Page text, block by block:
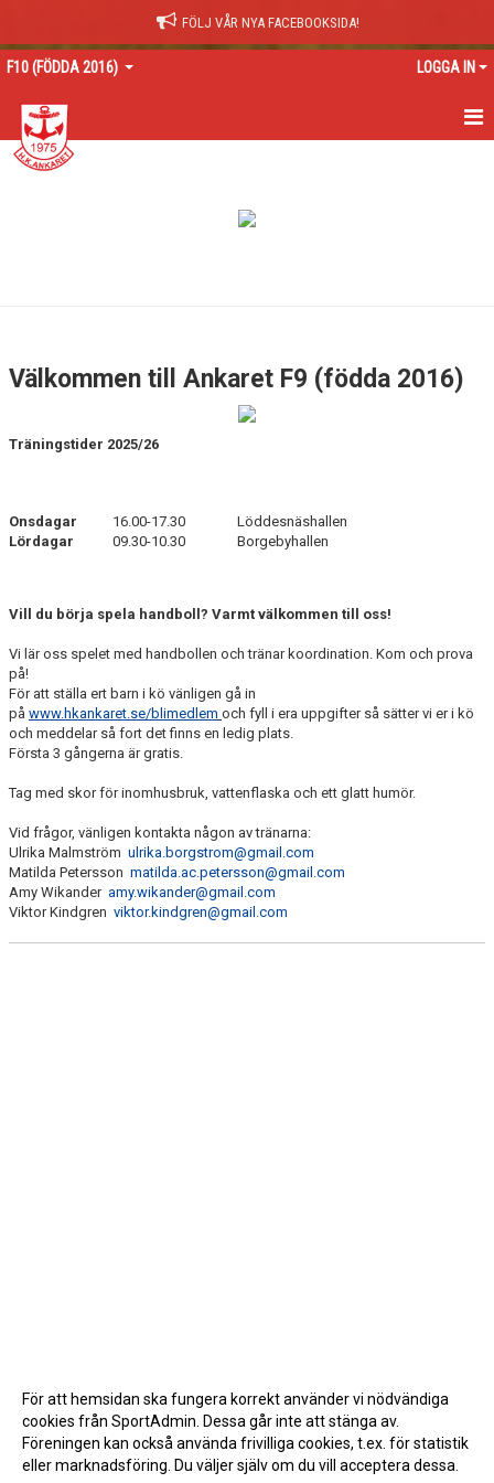
FÖLJ VÅR NYA FACEBOOKSIDA!
F10 (FÖDDA 2016) LOGGA IN
HEM
DOKUMENT
Välkommen till Ankaret F9 (födda 2016)
Träningstider 2025/26
Onsdagar
Lördagar
16.00-17.30
09.30-10.30
Löddesnäshallen
Borgebyhallen
Vill du börja spela handboll? Varmt välkommen till oss!
Vi lär oss spelet med handbollen och tränar koordination. Kom och prova
på!
För att ställa ert barn i kö vänligen gå in
på www.hkankaret.se/blimedlem och fyll i era uppgifter så sätter vi er i kö
och meddelar så fort det finns en ledig plats.
Första 3 gångerna är gratis.
Tag med skor för inomhusbruk, vattenflaska och ett glatt humör.
Vid frågor, vänligen kontakta någon av tränarna:
Ulrika Malmström ulrika.borgstrom@gmail.com
Matilda Petersson matilda.ac.petersson@gmail.com
Amy Wikander amy.wikander@gmail.com
Viktor Kindgren viktor.kindgren@gmail.com
För att hemsidan ska fungera korrekt använder vi nödvändiga
cookies från SportAdmin. Dessa går inte att stänga av.
Föreningen kan också använda frivilliga cookies, t.ex. för statistik
eller marknadsföring. Du väljer själv om du vill acceptera dessa.